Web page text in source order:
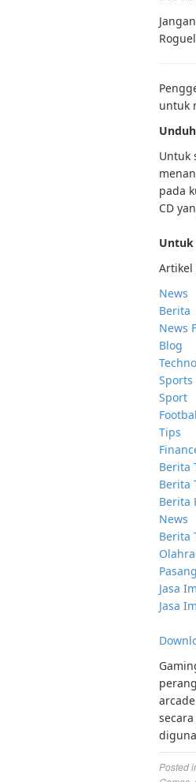
untuk
Untuk
pada
CD
Untuk
Artikel
News
Berita
News
Blog
Sports
Sport
Tips
Berita
Berita
Berita
News
Berita
Jasa
Jasa
Posted